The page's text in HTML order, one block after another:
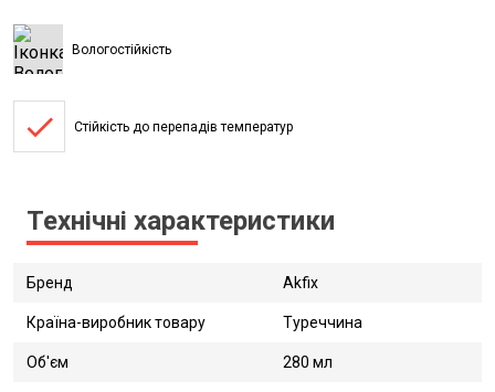
Вологостійкість
done Стійкість до перепадів температур
Технічні характеристики
Бренд Akfix
Країна-виробник товару Туреччина
Об'єм 280 мл